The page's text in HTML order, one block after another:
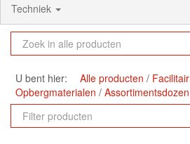
Techniek
U bent hier: Alle producten Facilitair
Opbergmaterialen
Assortimentsdozen